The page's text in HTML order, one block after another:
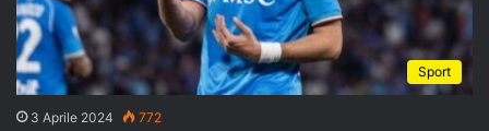
Sport
3 Aprile 2024 772